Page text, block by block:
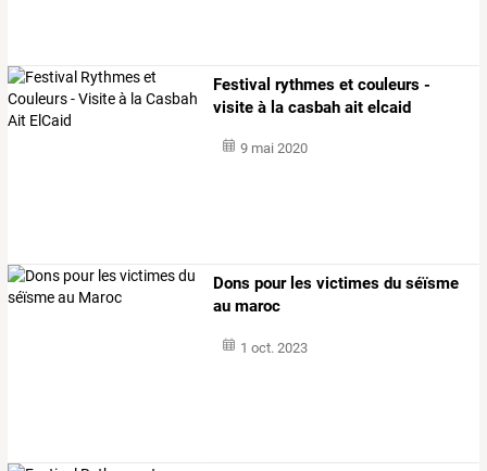
Festival rythmes et couleurs -
visite à la casbah ait elcaid
9 mai 2020
Dons pour les victimes du séïsme
au maroc
1 oct. 2023